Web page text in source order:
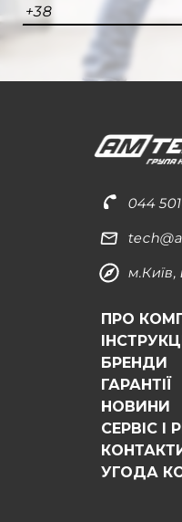
+38
044
м.Київ,
ПРО
БРЕНДИ
ГАРАНТІЇ
НОВИНИ
СЕРВІС І
УГОДА